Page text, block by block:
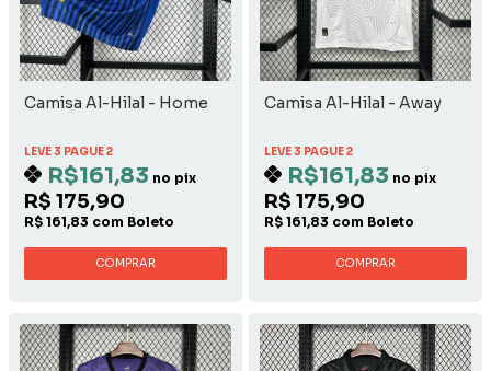
Camisa Al-Hilal - Home
LEVE 3 PAGUE 2
R$161,83 no pix
R$ 175,90
R$ 161,83 com Boleto
COMPRAR
Camisa Al-Hilal - Away
LEVE 3 PAGUE 2
R$161,83 no pix
R$ 175,90
R$ 161,83 com Boleto
COMPRAR